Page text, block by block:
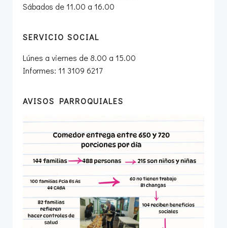
Sábados de 11.00 a 16.00
SERVICIO SOCIAL
Lúnes a viernes de 8.00 a 15.00
Informes: 11 3109 6217
AVISOS PARROQUIALES